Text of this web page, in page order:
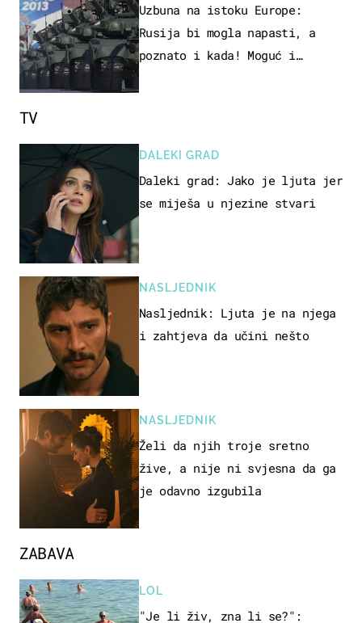
Uzbuna na istoku Europe:
Rusija bi mogla napasti, a
poznato i kada! Moguć i
ZABAVA
LOL
"Je li živ, zna li se?":
TV
DALEKI GRAD
Daleki grad: Jako je ljuta jer
se miješa u njezine stvari
NASLJEDNIK
Nasljednik: Ljuta je na njega
i zahtjeva da učini nešto
NASLJEDNIK
Želi da njih troje sretno
žive, a nije ni svjesna da ga
je odavno izgubila